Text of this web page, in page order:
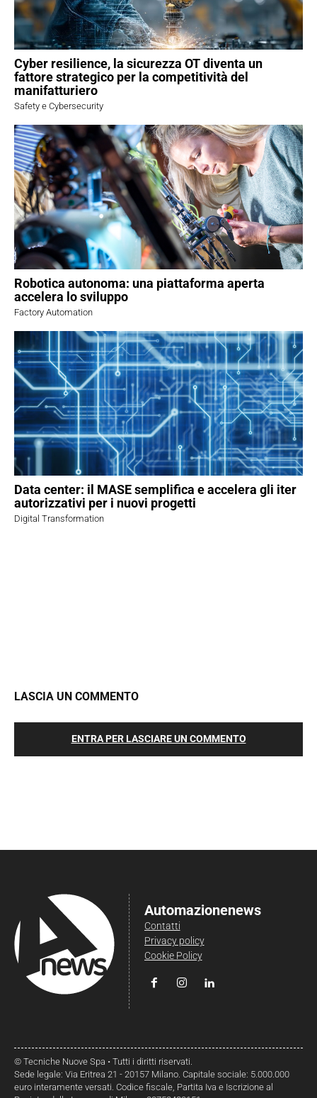
Cyber resilience, la sicurezza OT diventa un
fattore strategico per la competitività del
manifatturiero
Safety e Cybersecurity
Robotica autonoma: una piattaforma aperta
accelera lo sviluppo
Factory Automation
Data center: il MASE semplifica e accelera gli iter
autorizzativi per i nuovi progetti
Digital Transformation
LASCIA UN COMMENTO
ENTRA PER LASCIARE UN COMMENTO
Automazionenews
Contatti
Privacy policy
Cookie Policy
© Tecniche Nuove Spa • Tutti i diritti riservati.
Sede legale: Via Eritrea 21 - 20157 Milano. Capitale sociale: 5.000.000
euro interamente versati. Codice fiscale, Partita Iva e Iscrizione al